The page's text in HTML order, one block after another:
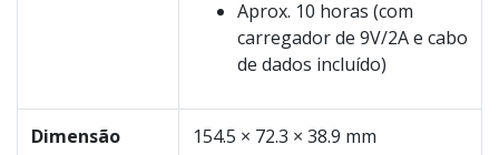
Aprox. 10 horas (com
carregador de 9V/2A e cabo
de dados incluído)
Dimensão 154.5 × 72.3 × 38.9 mm